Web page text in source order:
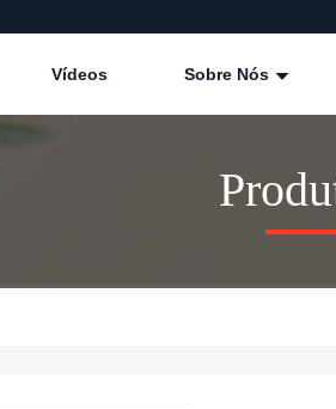
Vídeos Sobre Nós